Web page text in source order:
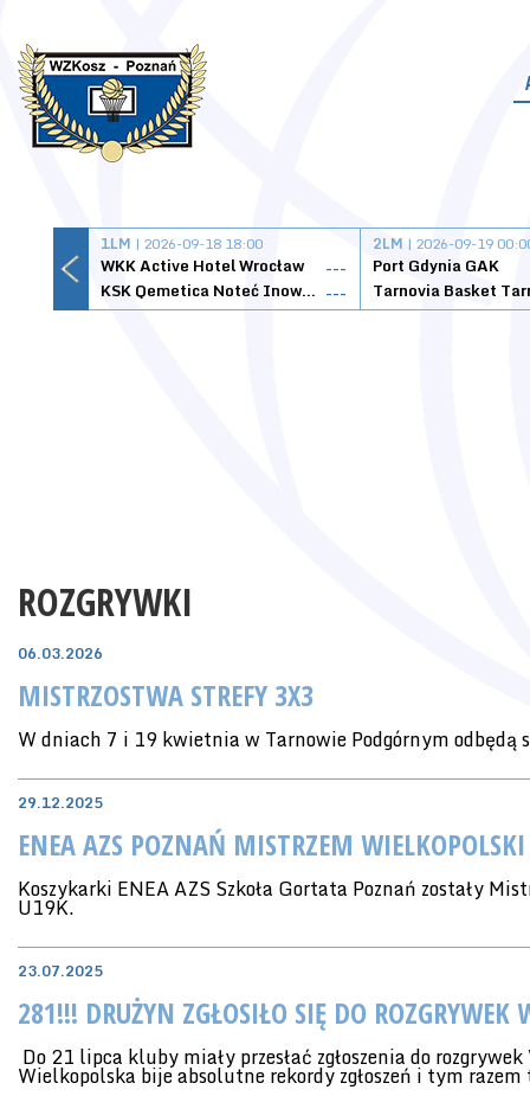
1LM | 2026-09-18 18:00
WKK Active Hotel Wrocław
---
KSK Qemetica Noteć Inowrocław ---
2LM | 2026-09-19
Port Gdynia GAK
ROZGRYWKI
06.03.2026
MISTRZOSTWA STREFY 3X3
W dniach 7 i 19 kwietnia w Tarnowie Podgórnym
29.12.2025
ENEA AZS POZNAŃ MISTRZEM
Koszykarki ENEA AZS Szkoła Gortata Poznań zostały
U19K.
23.07.2025
281!!! DRUŻYN ZGŁOSIŁO SIĘ DO ROZGRYWEK
Do 21 lipca kluby miały przesłać zgłoszenia do
Wielkopolska bije absolutne rekordy zgłoszeń i tym